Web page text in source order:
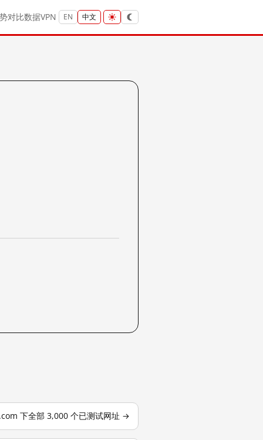
对比数据VPN EN 中文
下全部 3,000 个已测试网址 →